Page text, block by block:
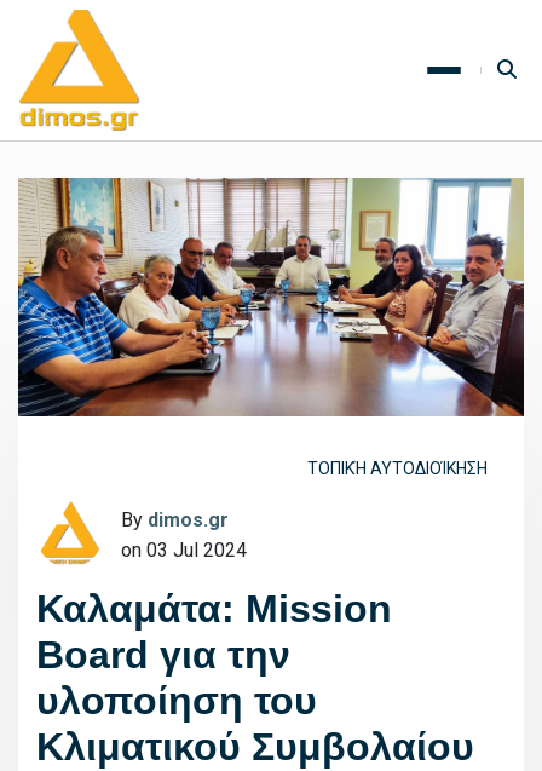
ΤΟΠΙΚΉ ΑΥΤΟΔΙΟΊΚΗΣΗ
By dimos.gr
on 03 Jul 2024
Καλαμάτα: Mission
Board για την
υλοποίηση του
Κλιματικού Συμβολαίου